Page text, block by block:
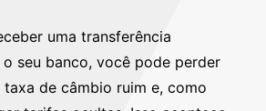
uma transferência
seu banco, você pode perder
de câmbio ruim e, como